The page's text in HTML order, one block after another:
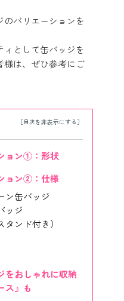
のバリエーションを
として缶バッジを
様は、ぜひ参考にご
ョン①：形状
ョン②：仕様
ン缶バッジ
ッジ
ンド付き）
をおしゃれに収納
ス』も